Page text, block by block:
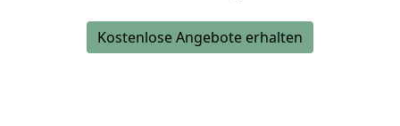
Kostenlose Angebote erhalten